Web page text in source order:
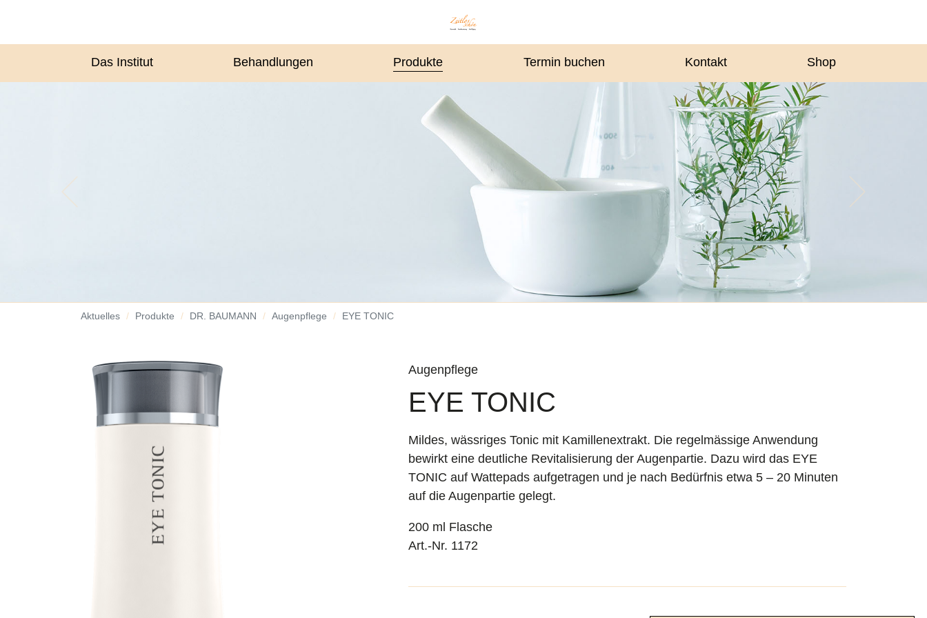
Das Institut Behandlungen Produkte Termin buchen Kontakt Shop
Aktuelles Produkte DR. BAUMANN Augenpflege EYE TONIC
Augenpflege
EYE TONIC
Mildes, wässriges Tonic mit Kamillenextrakt. Die regelmässige Anwendung
bewirkt eine deutliche Revitalisierung der Augenpartie. Dazu wird das EYE
TONIC auf Wattepads aufgetragen und je nach Bedürfnis etwa 5 – 20 Minuten
auf die Augenpartie gelegt.
200 ml Flasche
Art.-Nr. 1172